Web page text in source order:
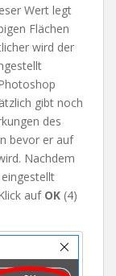
Wert legt
Flächen
wird der
gibt noch
des
bevor er auf
Nachdem
auf OK (4)